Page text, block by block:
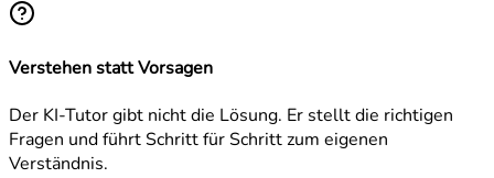
Verstehen statt Vorsagen
Der KI-Tutor gibt nicht die Lösung. Er stellt die richtigen
Fragen und führt Schritt für Schritt zum eigenen
Verständnis.